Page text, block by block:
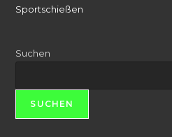
Sportschießen
Suchen
SUCHEN